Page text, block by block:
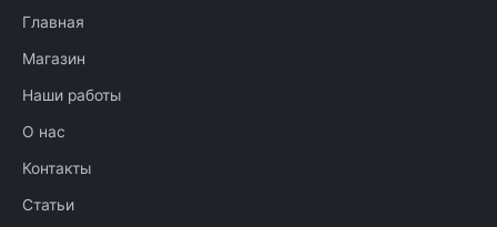
Главная
Магазин
Наши работы
О нас
Контакты
Статьи